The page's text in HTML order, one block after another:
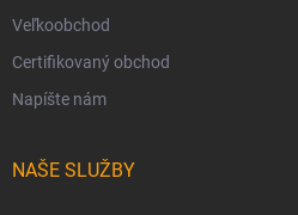
Veľkoobchod
Certifikovaný obchod
Napíšte nám
NAŠE SLUŽBY